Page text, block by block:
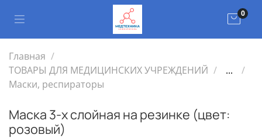
0
Главная
ТОВАРЫ ДЛЯ МЕДИЦИНСКИХ УЧРЕЖДЕНИЙ
...
Маски, респираторы
Маска 3-х слойная на резинке (цвет:
розовый)